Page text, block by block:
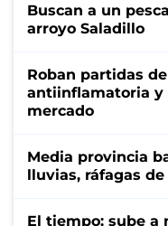
Buscan a un
arroyo Saladillo
Roban partidas
antiinflamatoria y
mercado
Media provincia
lluvias, ráfagas
El tiempo: sube a